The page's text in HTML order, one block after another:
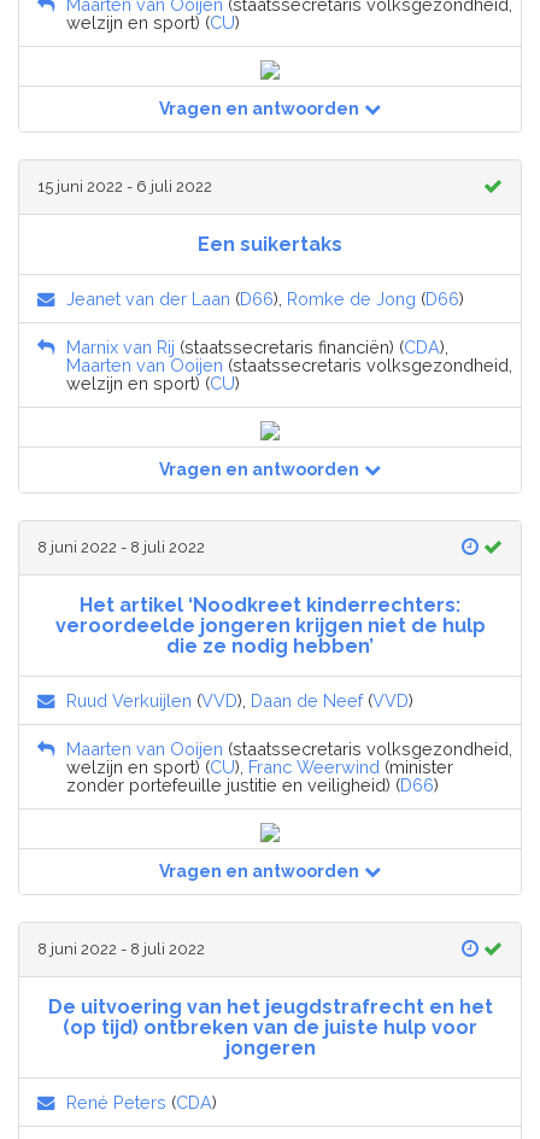
Maarten van Ooijen (staatssecretaris volksgezondheid,
welzijn en sport) (CU)
Vragen en antwoorden
15 juni 2022 - 6 juli 2022
Een suikertaks
Jeanet van der Laan (D66), Romke de Jong (D66)
Marnix van Rij (staatssecretaris financiën) (CDA),
Maarten van Ooijen (staatssecretaris volksgezondheid,
welzijn en sport) (CU)
Vragen en antwoorden
8 juni 2022 - 8 juli 2022
Het artikel ‘Noodkreet kinderrechters:
veroordeelde jongeren krijgen niet de hulp
die ze nodig hebben’
Ruud Verkuijlen (VVD), Daan de Neef(VVD)
Maarten van Ooijen (staatssecretaris volksgezondheid,
welzijn en sport) (CU), Franc Weerwind (minister
zonder portefeuille justitie en veiligheid) (D66)
Vragen en antwoorden
8 juni 2022 - 8 juli 2022
De uitvoering van het jeugdstrafrecht en het
(op tijd) ontbreken van de juiste hulp voor
jongeren
René Peters (CDA)